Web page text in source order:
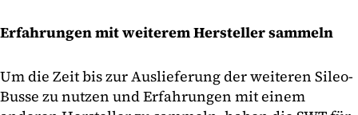
Erfahrungen mit weiterem Hersteller sammeln
Um die Zeit bis zur Auslieferung der weiteren Sileo-
Busse zu nutzen und Erfahrungen mit einem